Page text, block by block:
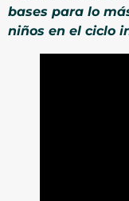
bases para lo
niños en el ciclo